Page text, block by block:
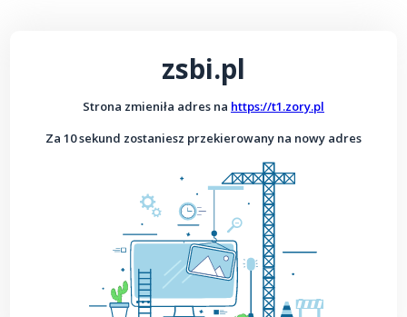
zsbi.pl
Strona zmieniła adres na https://t1.zory.pl
Za 10 sekund zostaniesz przekierowany na nowy adres